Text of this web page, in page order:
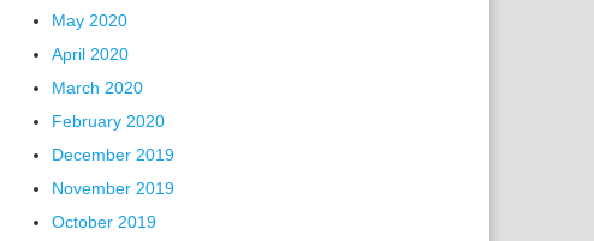
May 2020
April 2020
March 2020
February 2020
December 2019
November 2019
October 2019